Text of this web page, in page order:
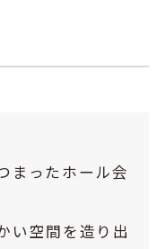
まったホール会
い空間を造り出